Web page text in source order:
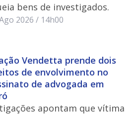
bens de investigados.
2026 / 14h00
Vendetta prende dois
de envolvimento no
de advogada em
apontam que vítima